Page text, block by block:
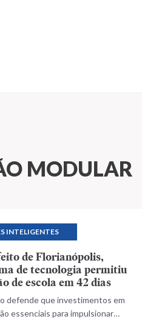
MODULAR
INTELIGENTES
de Florianópolis,
de tecnologia permitiu
de escola em 42 dias
defende que investimentos em
essenciais para impulsionar